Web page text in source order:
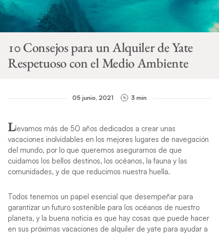
10 Consejos para un Alquiler de Yate
Respetuoso con el Medio Ambiente
05 junio, 2021 3 min
Llevamos más de 50 años dedicados a crear unas
vacaciones inolvidables en los mejores lugares de navegación
del mundo, por lo que queremos asegurarnos de que
cuidamos los bellos destinos, los océanos, la fauna y las
comunidades, y de que reducimos nuestra huella.
Todos tenemos un papel esencial que desempeñar para
garantizar un futuro sostenible para los océanos de nuestro
planeta, y la buena noticia es que hay cosas que puede hacer
en sus próximas vacaciones de alquiler de yate para ayudar a